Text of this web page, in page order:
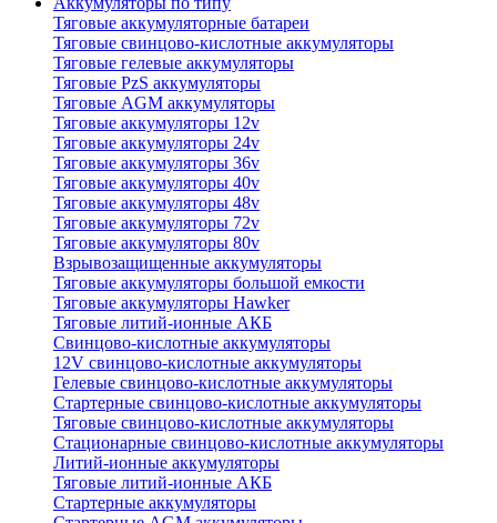
Тяговые аккумуляторные батареи
Тяговые свинцово-кислотные аккумуляторы
Тяговые гелевые аккумуляторы
Тяговые PzS аккумуляторы
Тяговые AGM аккумуляторы
Тяговые аккумуляторы 12v
Тяговые аккумуляторы 24v
Тяговые аккумуляторы 36v
Тяговые аккумуляторы 40v
Тяговые аккумуляторы 48v
Тяговые аккумуляторы 72v
Тяговые аккумуляторы 80v
Взрывозащищенные аккумуляторы
Тяговые аккумуляторы большой емкости
Тяговые аккумуляторы Hawker
Тяговые литий-ионные АКБ
Свинцово-кислотные аккумуляторы
12V свинцово-кислотные аккумуляторы
Гелевые свинцово-кислотные аккумуляторы
Стартерные свинцово-кислотные аккумуляторы
Тяговые свинцово-кислотные аккумуляторы
Стационарные свинцово-кислотные аккумуляторы
Литий-ионные аккумуляторы
Тяговые литий-ионные АКБ
Стартерные аккумуляторы